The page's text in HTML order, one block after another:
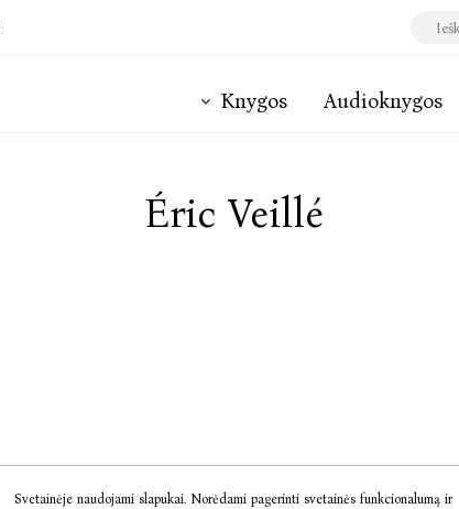
Knygos Audioknygos
Éric Veillé
Svetainėje naudojami slapukai. Norėdami pagerinti svetainės funkcionalumą ir